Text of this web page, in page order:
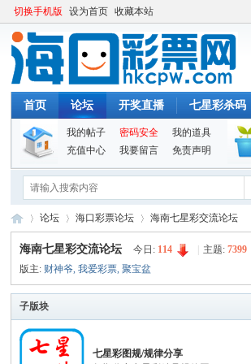
切换手机版 设为首页 收藏本站
首页 论坛 开奖直播 七星彩杀码
我的帖子 密码安全
我的道具
充值中心
我要留言 免责声明
海 »
论坛
›
海口彩票论坛
›
海南七星彩交流论坛
海南七星彩交流论坛 今日: 114 主题:7399
版主: 财神爷,我爱彩票,聚宝盆
子版块
七星彩图规/规律分享